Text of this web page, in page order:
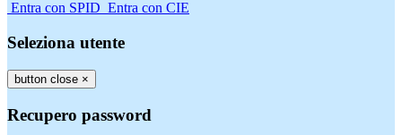
Entra con SPID Entra con CIE
Seleziona utente
button close ×
Recupero password